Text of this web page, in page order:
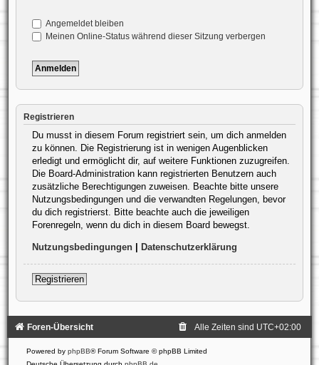
Angemeldet bleiben
Meinen Online-Status während dieser Sitzung verbergen
Registrieren
Du musst in diesem Forum registriert sein, um dich anmelden
zu können. Die Registrierung ist in wenigen Augenblicken
erledigt und ermöglicht dir, auf weitere Funktionen zuzugreifen.
Die Board-Administration kann registrierten Benutzern auch
zusätzliche Berechtigungen zuweisen. Beachte bitte unsere
Nutzungsbedingungen und die verwandten Regelungen, bevor
du dich registrierst. Bitte beachte auch die jeweiligen
Forenregeln, wenn du dich in diesem Board bewegst.
Nutzungsbedingungen| Datenschutzerklärung
Registrieren
Foren-Übersicht Alle Zeiten sind UTC+02:00
Powered by phpBB® Forum Software © phpBB Limited